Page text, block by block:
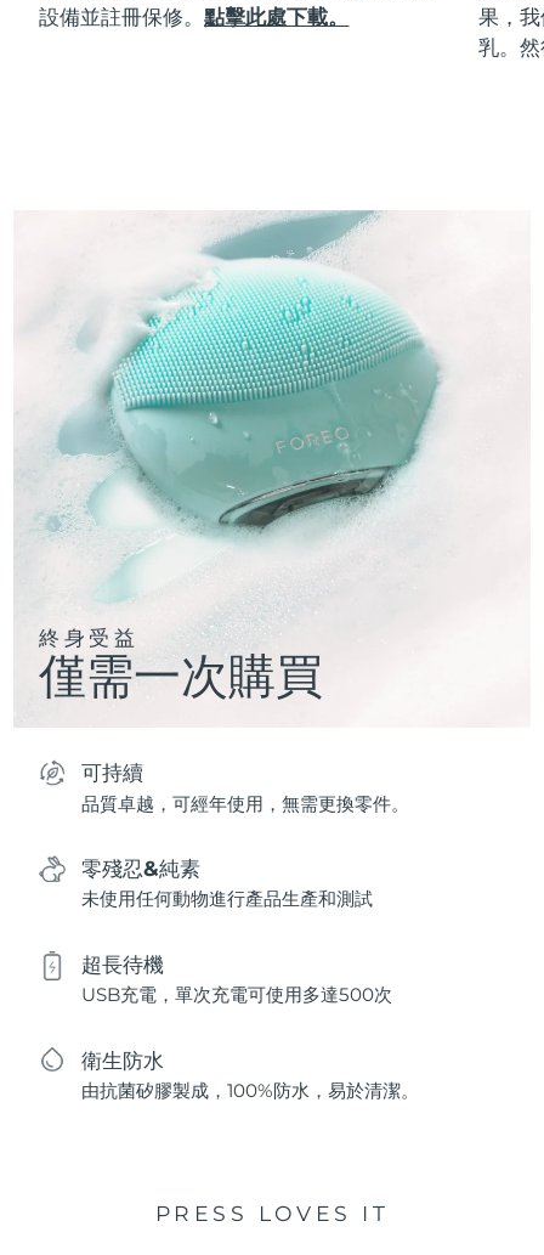
設備並註冊保修。點擊此處下載。
果，
乳。
終身受益
僅需一次購買
可持續
品質卓越，可經年使用，無需更換零件。
零殘忍&純素
未使用任何動物進行產品生產和測試
超長待機
USB充電，單次充電可使用多達500次
衛生防水
由抗菌矽膠製成，100%防水，易於清潔。
PRESS LOVES IT